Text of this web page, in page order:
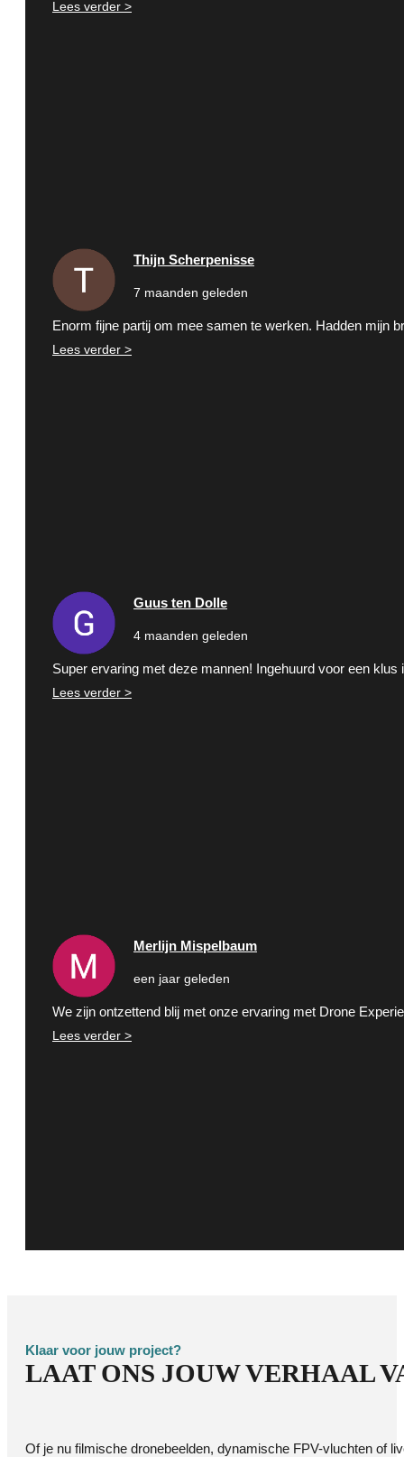
Lees verder >
Thijn Scherpenisse
7 maanden geleden
Enorm fijne partij om mee samen te werken. Hadden mijn
Lees verder >
Guus ten Dolle
4 maanden geleden
Super ervaring met deze mannen! Ingehuurd voor een
Lees verder >
Merlijn Mispelbaum
een jaar geleden
We zijn ontzettend blij met onze ervaring met Drone
Lees verder >
Klaar voor jouw project?
LAAT ONS JOUW VERHAAL
Of je nu filmische dronebeelden, dynamische FPV-vluchten of